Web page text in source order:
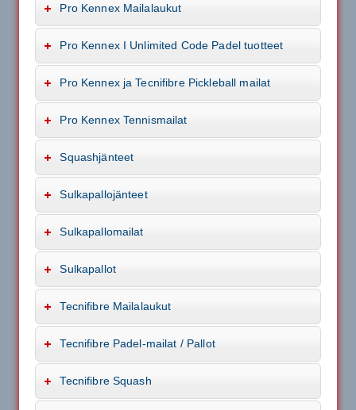
Pro Kennex Mailalaukut
Pro Kennex I Unlimited Code Padel tuotteet
Pro Kennex ja Tecnifibre Pickleball mailat
Pro Kennex Tennismailat
Squashjänteet
Sulkapallojänteet
Sulkapallomailat
Sulkapallot
Tecnifibre Mailalaukut
Tecnifibre Padel-mailat / Pallot
Tecnifibre Squash